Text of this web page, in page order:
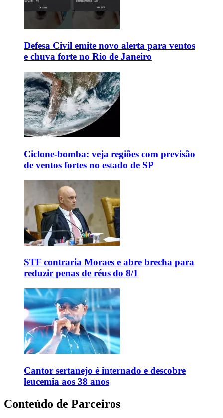
Defesa Civil emite novo alerta para ventos
e chuva forte no Rio de Janeiro
Ciclone-bomba: veja regiões com previsão
de ventos fortes no estado de SP
STF contraria Moraes e abre brecha para
reduzir penas de réus do 8/1
Cantor sertanejo é internado e descobre
leucemia aos 38 anos
Conteúdo de Parceiros